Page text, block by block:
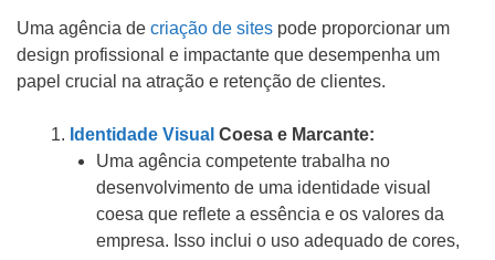
Uma agência de criação de sites pode proporcionar um
design profissional e impactante que desempenha um
papel crucial na atração e retenção de clientes.
Identidade Visual Coesa e Marcante:
Uma agência competente trabalha no
desenvolvimento de uma identidade visual
coesa que reflete a essência e os valores da
empresa. Isso inclui o uso adequado de cores,